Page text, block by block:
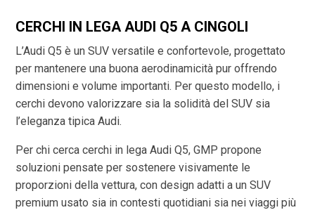
CERCHI IN LEGA AUDI Q5 A CINGOLI
L’Audi Q5 è un SUV versatile e confortevole, progettato
per mantenere una buona aerodinamicità pur offrendo
dimensioni e volume importanti. Per questo modello, i
cerchi devono valorizzare sia la solidità del SUV sia
l’eleganza tipica Audi.
Per chi cerca cerchi in lega Audi Q5, GMP propone
soluzioni pensate per sostenere visivamente le
proporzioni della vettura, con design adatti a un SUV
premium usato sia in contesti quotidiani sia nei viaggi più